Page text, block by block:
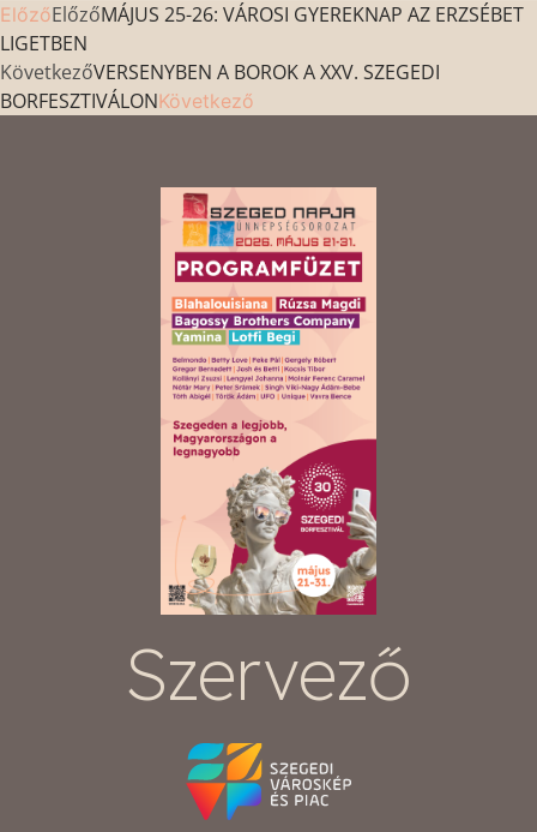
ElőzőElőzőMÁJUS 25-26: VÁROSI GYEREKNAP AZ ERZSÉBET
LIGETBEN
KövetkezőVERSENYBEN A BOROK A XXV. SZEGEDI
BORFESZTIVÁLONKövetkező
Szervező